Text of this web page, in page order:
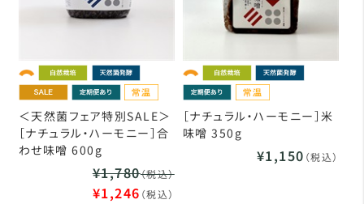
＜天然菌フェア特別SALE＞
［ナチュラル・ハーモニー］合
わせ味噌 600g
¥1,780（税込）
¥1,246 （税込）
［ナチュラル・ハーモニー］米
味噌 350g
¥1,150 （税込）